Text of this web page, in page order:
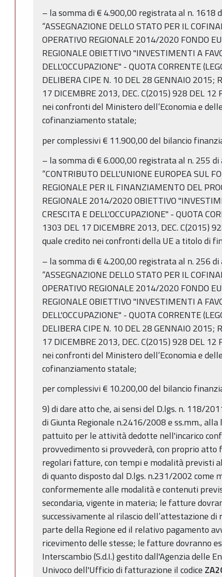
– la somma di € 4.900,00 registrata al n. 1618
“ASSEGNAZIONE DELLO STATO PER IL
OPERATIVO REGIONALE 2014/2020 FONDO
REGIONALE OBIETTIVO "INVESTIMENTI A
DELL'OCCUPAZIONE" - QUOTA CORRENTE
DELIBERA CIPE N. 10 DEL 28 GENNAIO 2015;
17 DICEMBRE 2013, DEC. C(2015) 928 DEL
nei confronti del Ministero dell’Economia e
cofinanziamento statale;
per complessivi € 11.900,00 del bilancio
– la somma di € 6.000,00 registrata al n. 255
“CONTRIBUTO DELL'UNIONE EUROPEA SUL
REGIONALE PER IL FINANZIAMENTO DEL
REGIONALE 2014/2020 OBIETTIVO
CRESCITA E DELL'OCCUPAZIONE" - QUOTA
1303 DEL 17 DICEMBRE 2013, DEC. C(2015)
quale credito nei confronti della UE a titolo di
– la somma di € 4.200,00 registrata al n. 256
“ASSEGNAZIONE DELLO STATO PER IL
OPERATIVO REGIONALE 2014/2020 FONDO
REGIONALE OBIETTIVO "INVESTIMENTI A
DELL'OCCUPAZIONE" - QUOTA CORRENTE
DELIBERA CIPE N. 10 DEL 28 GENNAIO 2015;
17 DICEMBRE 2013, DEC. C(2015) 928 DEL
nei confronti del Ministero dell’Economia e
cofinanziamento statale;
per complessivi € 10.200,00 del bilancio
9) di dare atto che, ai sensi del D.lgs. n. 118/
di Giunta Regionale n.2416/2008 e ss.mm.,
pattuito per le attività dedotte nell'incarico
provvedimento si provvederà, con proprio atto
regolari fatture, con tempi e modalità previsti
di quanto disposto dal D.lgs. n.231/2002 come
conformemente alle modalità e contenuti
secondaria, vigente in materia; le fatture
successivamente al rilascio dell’attestazione
parte della Regione ed il relativo pagamento
ricevimento delle stesse; le fatture dovranno
Interscambio (S.d.I.) gestito dall'Agenzia delle
Univoco dell'Ufficio di fatturazione il codice